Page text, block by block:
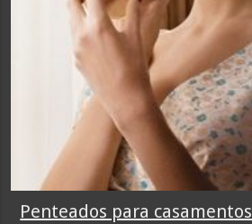
Penteados para casamentos